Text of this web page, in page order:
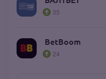
35
BetBoom
24